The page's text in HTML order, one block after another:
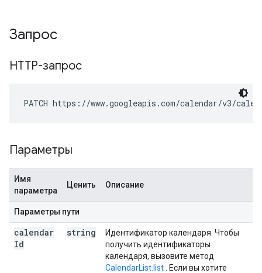
Запрос
HTTP-запрос
PATCH https://www.googleapis.com/calendar/v3/
Параметры
Имя
параметра
Ценить Описание
Параметры пути
calendar
Id
string
Идентификатор календаря. Чтобы
получить идентификаторы
календаря, вызовите метод
CalendarList.list . Если вы хотите